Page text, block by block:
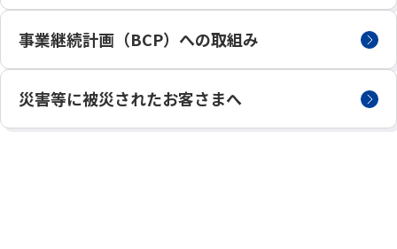
事業継続計画（BCP）への取組み
災害等に被災されたお客さまへ